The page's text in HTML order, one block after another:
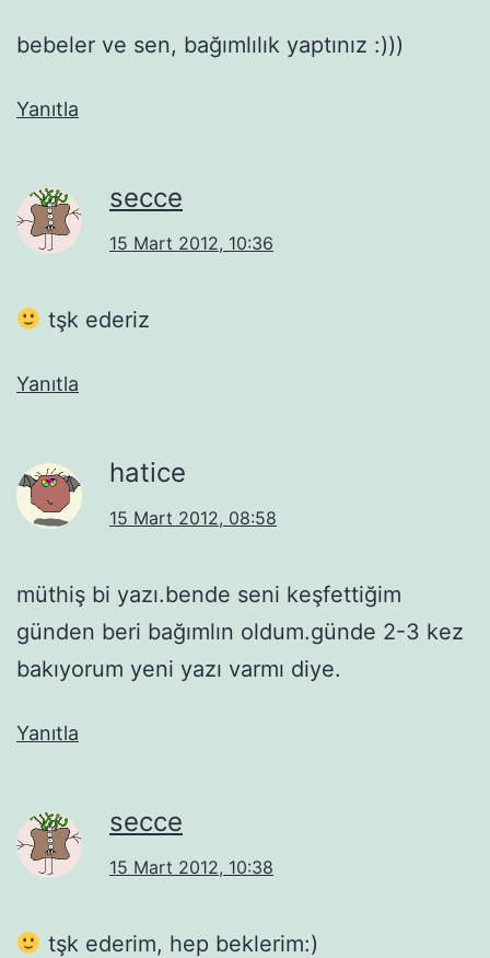
bebeler ve sen, bağımlılık yaptınız :)))
Yanıtla
secce
15 Mart 2012, 10:36
tşk ederiz
Yanıtla
hatice
15 Mart 2012, 08:58
müthiş bi yazı.bende seni keşfettiğim
günden beri bağımlın oldum.günde 2-3 kez
bakıyorum yeni yazı varmı diye.
Yanıtla
secce
15 Mart 2012, 10:38
tşk ederim, hep beklerim:)